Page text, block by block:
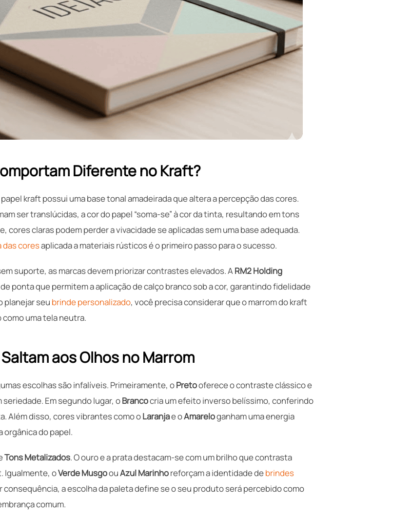
Diferente no Kraft?
kraft possui uma base tonal amadeirada que altera a percepção das cores.
ser translúcidas, a cor do papel “soma-se” à cor da tinta, resultando em tons
cores claras podem perder a vivacidade se aplicadas sem uma base adequada.
das coresaplicada a materiais rústicos é o primeiro passo para o sucesso.
suporte, as marcas devem priorizar contrastes elevados. ARM2 Holding
ponta que permitem a aplicação de calço branco sob a cor, garantindo fidelidade
planejar seu brinde personalizado, você precisa considerar que o marrom do kraft
como uma tela neutra.
aos Olhos no Marrom
escolhas são infalíveis. Primeiramente, oPretooferece o contraste clássico e
Em segundo lugar, oBrancocria um efeito inverso belíssimo, conferindo
Além disso, cores vibrantes como oLaranjae oAmareloganham uma energia
orgânica do papel.
Tons Metalizados. O ouro e a prata destacam-se com um brilho que contrasta
Igualmente, oVerde MusgoouAzul Marinhoreforçam a identidade debrindes
consequência, a escolha da paleta define se o seu produto será percebido como
comum.